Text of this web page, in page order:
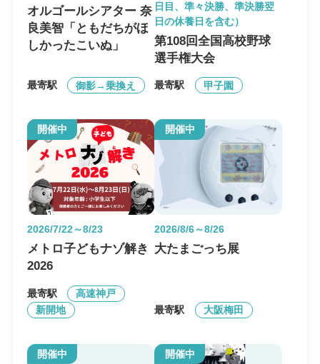
オルゴールシアター 奈
良美智「ともだちがほ
しかったこいぬ」
最寄駅 御影→乗換え
日目、準々決勝、準決勝翌
日の休養日を含む）
第108回全国高校野球
選手権大会
最寄駅 甲子園
開催中
2026/7/22～8/23
メトロ子どもナゾ解き
2026
最寄駅
高速神戸
新開地
開催中
2026/8/6～8/26
大たまごっち展
最寄駅 大阪梅田
開催中 開催中